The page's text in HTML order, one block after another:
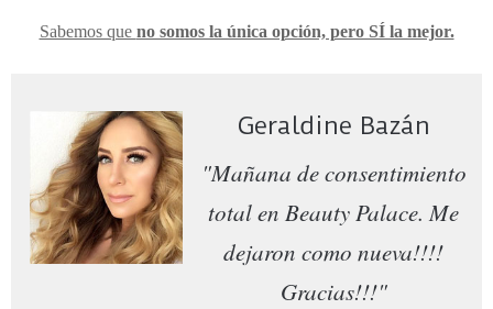
Sabemos que no somos la única opción, pero SÍ la mejor.
Geraldine Bazán
"Mañana de consentimiento
total en Beauty Palace. Me
dejaron como nueva!!!!
Gracias!!!"